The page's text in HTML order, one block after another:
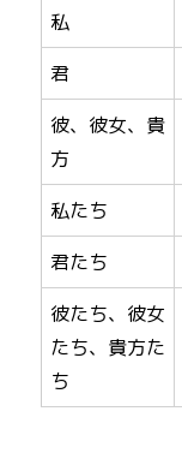
私
君
彼、彼女、貴
方
私たち
君たち
彼たち、彼女
たち、貴方た
ち